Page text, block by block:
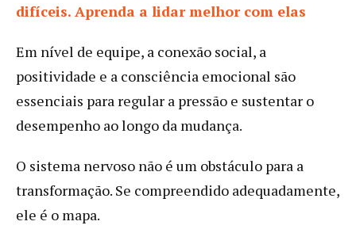
difíceis. Aprenda a lidar melhor com elas
Em nível de equipe, a conexão social, a
positividade e a consciência emocional são
essenciais para regular a pressão e sustentar o
desempenho ao longo da mudança.
O sistema nervoso não é um obstáculo para a
transformação. Se compreendido adequadamente,
ele é o mapa.